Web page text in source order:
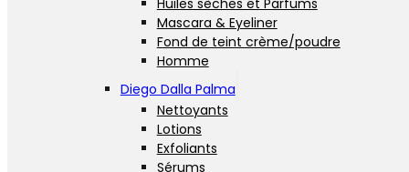
Huiles sèches et Parfums
Mascara & Eyeliner
Fond de teint crème/poudre
Homme
Diego Dalla Palma
Nettoyants
Lotions
Exfoliants
Sérums